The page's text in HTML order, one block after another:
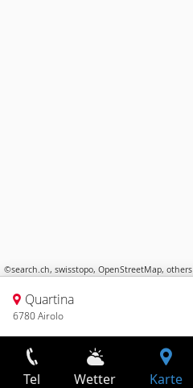
©search.ch, swisstopo, OpenStreetMap, others
Quartina
6780 Airolo
Tel Wetter Karte